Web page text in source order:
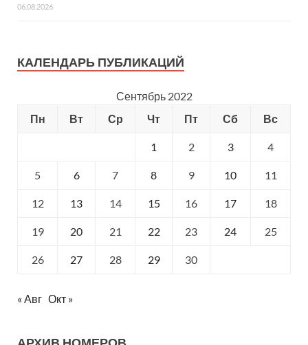
06.08.2026
КАЛЕНДАРЬ ПУБЛИКАЦИЙ
Сентябрь 2022
Пн
Вт Ср Чт Пт Сб Вс
1 2 3 4
5 6 7 8 9 10 11
12 13 14 15 16 17 18
19 20 21 22 23 24 25
26 27 28 29 30
« Авг Окт »